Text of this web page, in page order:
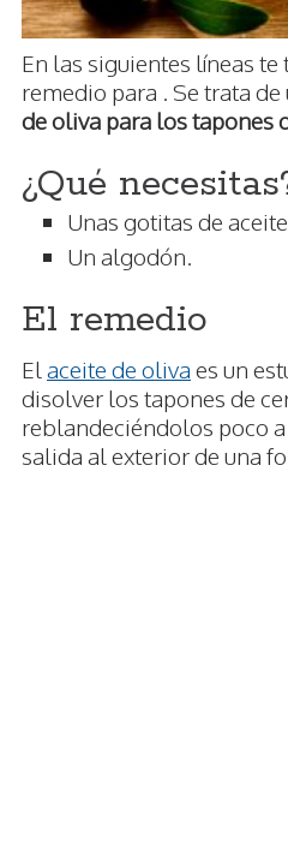
En las siguientes líneas
remedio para . Se trata de
de oliva para los tapones
¿Qué
Unas gotitas de
Un algodón.
El remedio
El aceite de oliva es un
disolver los tapones de
reblandeciéndolos poco
salida al exterior de una